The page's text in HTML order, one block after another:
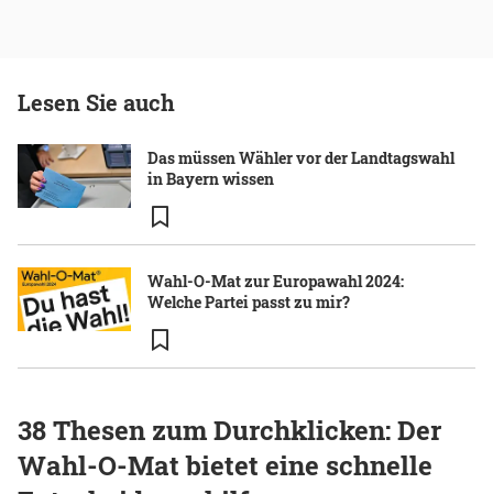
Lesen Sie auch
Das müssen Wähler vor der Landtagswahl
in Bayern wissen
Wahl-O-Mat zur Europawahl 2024:
Welche Partei passt zu mir?
38 Thesen zum Durchklicken: Der
Wahl-O-Mat bietet eine schnelle